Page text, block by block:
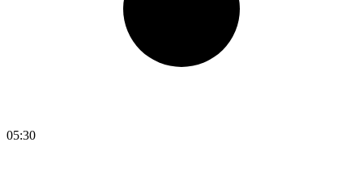
05:30